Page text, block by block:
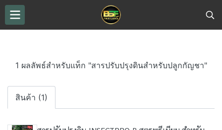
1 ผลลัพธ์สำหรับแท็ก "สารปรับปรุงดินสำหรับปลูกกัญชา"
สินค้า (1)